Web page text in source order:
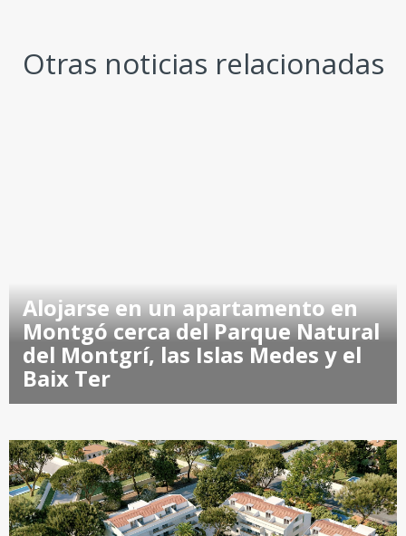
Otras noticias relacionadas
Alojarse en un apartamento en
Montgó cerca del Parque Natural
del Montgrí, las Islas Medes y el
Baix Ter